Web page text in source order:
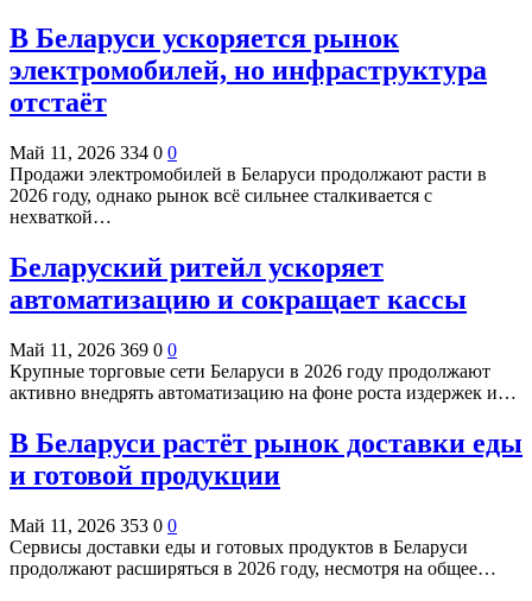
В Беларуси ускоряется рынок
электромобилей, но инфраструктура
отстаёт
Май 11, 2026 334 0 0
Продажи электромобилей в Беларуси продолжают расти в
2026 году, однако рынок всё сильнее сталкивается с
нехваткой…
Беларуский ритейл ускоряет
автоматизацию и сокращает кассы
Май 11, 2026 369 0 0
Крупные торговые сети Беларуси в 2026 году продолжают
активно внедрять автоматизацию на фоне роста издержек и…
В Беларуси растёт рынок доставки еды
и готовой продукции
Май 11, 2026 353 0 0
Сервисы доставки еды и готовых продуктов в Беларуси
продолжают расширяться в 2026 году, несмотря на общее…